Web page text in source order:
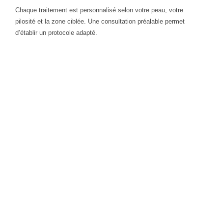
Chaque traitement est personnalisé selon votre peau, votre
pilosité et la zone ciblée. Une consultation préalable permet
d’établir un protocole adapté.